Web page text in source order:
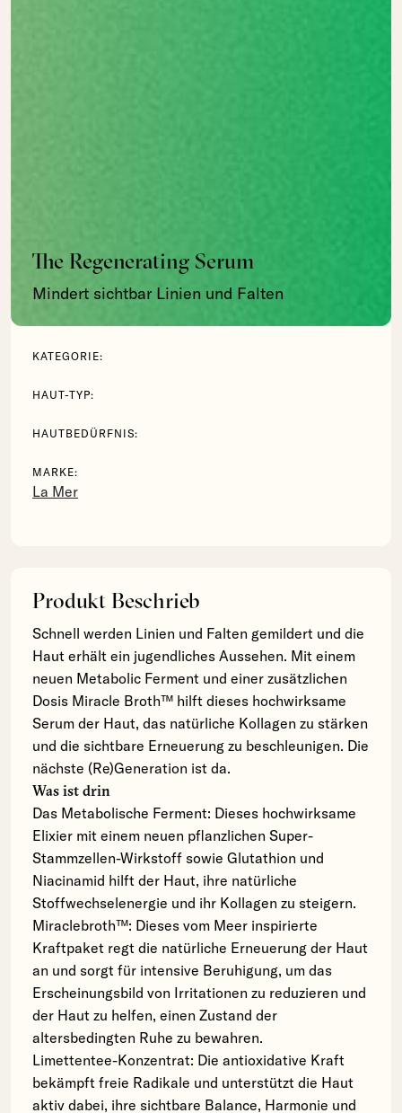
The Regenerating Serum
Mindert sichtbar Linien und Falten
KATEGORIE:
HAUT-TYP:
HAUTBEDÜRFNIS:
MARKE:
La Mer
Produkt Beschrieb
Schnell werden Linien und Falten gemildert und die
Haut erhält ein jugendliches Aussehen. Mit einem
neuen Metabolic Ferment und einer zusätzlichen
Dosis Miracle Broth™ hilft dieses hochwirksame
Serum der Haut, das natürliche Kollagen zu stärken
und die sichtbare Erneuerung zu beschleunigen. Die
nächste (Re)Generation ist da.
Was ist drin
Das Metabolische Ferment: Dieses hochwirksame
Elixier mit einem neuen pflanzlichen Super-
Stammzellen-Wirkstoff sowie Glutathion und
Niacinamid hilft der Haut, ihre natürliche
Stoffwechselenergie und ihr Kollagen zu steigern.
Miraclebroth™: Dieses vom Meer inspirierte
Kraftpaket regt die natürliche Erneuerung der Haut
an und sorgt für intensive Beruhigung, um das
Erscheinungsbild von Irritationen zu reduzieren und
der Haut zu helfen, einen Zustand der
altersbedingten Ruhe zu bewahren.
Limettentee-Konzentrat: Die antioxidative Kraft
bekämpft freie Radikale und unterstützt die Haut
aktiv dabei, ihre sichtbare Balance, Harmonie und